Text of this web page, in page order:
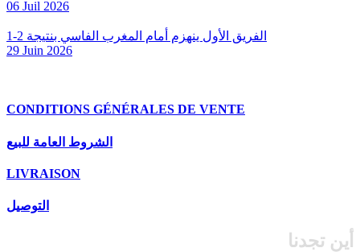
06 Juil 2026
الفريق الأول ينهزم أمام المغرب الفاسي بنتيجة 2-1
29 Juin 2026
CONDITIONS GÉNÉRALES DE VENTE
الشروط العامة للبيع
LIVRAISON
التوصيل
أين تجدنا